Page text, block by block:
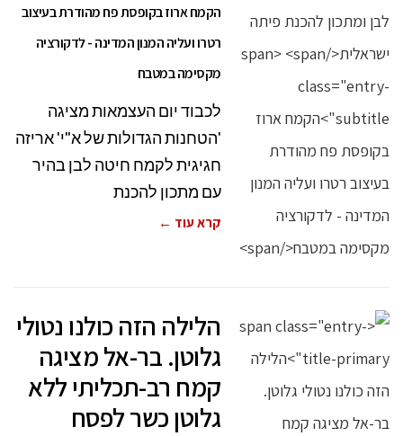
הקמח ארוז בקופסת פח מהודרת בעיצוב
רטרו ועליה המנון המדינה - לדקורציה
מקסימה במטבח
לכבוד יום העצמאות מציגה
'הטחנות הגדולות של א"י' אריזה
חגיגית לקמח חיטה לבן בהיר
עם מתכון להכנת
קרא עוד ←
הלילה הזה כולנו נטולי
גלוטן. בר-אל מציגה
קמח רב-תכליתי ללא
גלוטן כשר לפסח